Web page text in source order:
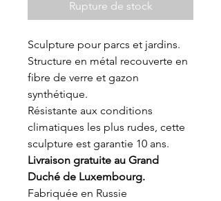
Rupture de stock
Sculpture pour parcs et jardins.
Structure en métal recouverte en
fibre de verre et gazon
synthétique.
Résistante aux conditions
climatiques les plus rudes, cette
sculpture est garantie 10 ans.
Livraison gratuite au Grand
Duché de Luxembourg.
Fabriquée en Russie